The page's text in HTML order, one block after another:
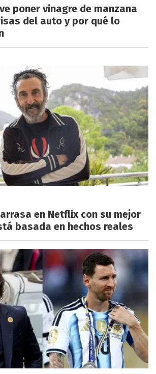
poner vinagre de manzana
del auto y por qué lo
en Netflix con su mejor
basada en hechos reales